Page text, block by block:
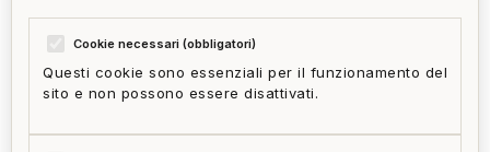
Cookie necessari (obbligatori)
Questi cookie sono essenziali per il funzionamento del
sito e non possono essere disattivati.